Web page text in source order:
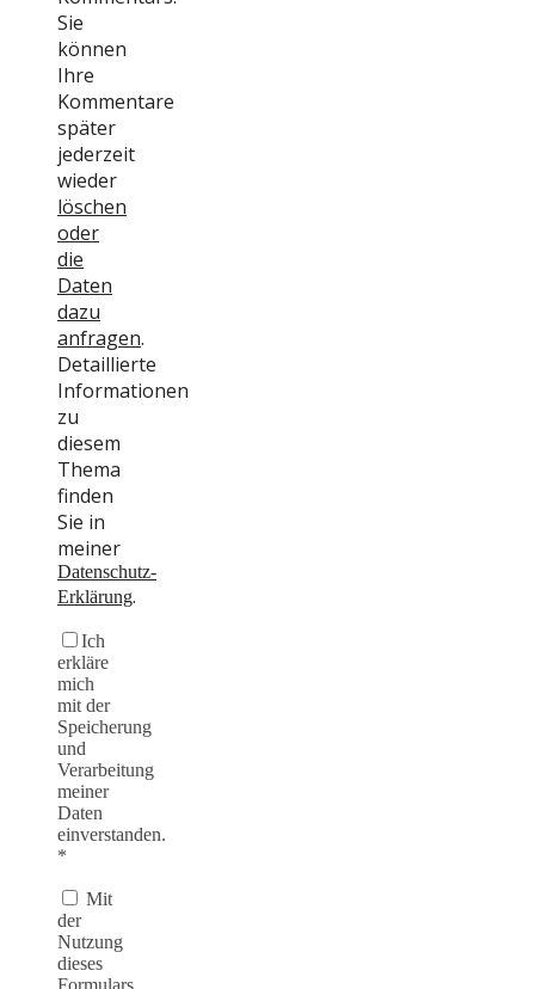
Sie
können
Ihre
Kommentare
später
jederzeit
wieder
löschen
oder
die
Daten
dazu
anfragen.
Detaillierte
Informationen
zu
diesem
Thema
finden
Sie in
meiner
Datenschutz-
Erklärung.
Ich
erkläre
mich
mit der
Speicherung
und
Verarbeitung
meiner
Daten
einverstanden.
*
Mit
der
Nutzung
dieses